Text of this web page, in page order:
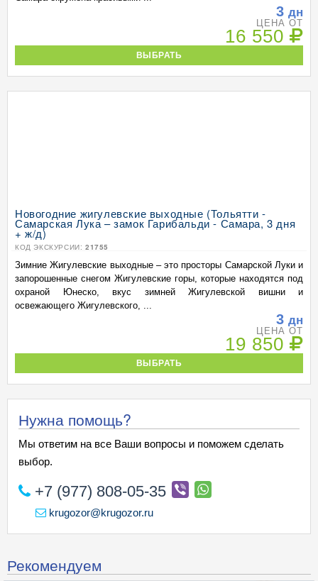
3 дн
ЦЕНА ОТ
16 550
ВЫБРАТЬ
Новогодние жигулевские выходные (Тольятти -
Самарская Лука – замок Гарибальди - Самара, 3 дня
+ ж/д)
КОД ЭКСКУРСИИ: 21755
Зимние Жигулевские выходные – это просторы Самарской Луки и
запорошенные снегом Жигулевские горы, которые находятся под
охраной Юнеско, вкус зимней Жигулевской вишни и
освежающего Жигулевского, ...
3 дн
ЦЕНА ОТ
19 850
ВЫБРАТЬ
Нужна помощь?
Мы ответим на все Ваши вопросы и поможем сделать
выбор.
+7 (977) 808-05-35
krugozor@krugozor.ru
Рекомендуем